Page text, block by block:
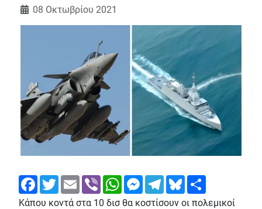
08 Οκτωβρίου 2021
FacebookTwitterEmail Viber WhatsAppMessengerTelegramBluesky
Κάπου κοντά στα 10 δισ θα κοστίσουν οι πολεμικοί